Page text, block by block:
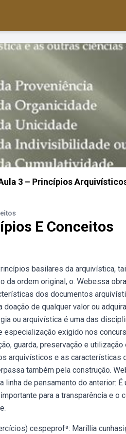
3 – Princípios
E Conceitos
basilares da arquivística,
da ordem original, o. Webessa
dos documentos
de qualquer valor ou
ou arquivística é uma das
especialização exigido nos
guarda, preservação e
arquivísticos e as
também pela construção.
linha de pensamento do anterior:
para a transparência e o
cespeprofª: Maríllia